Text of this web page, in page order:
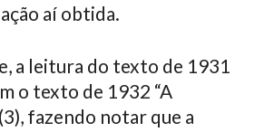
aí obtida.
a leitura do texto de 1931
o texto de 1932 “A
fazendo notar que a